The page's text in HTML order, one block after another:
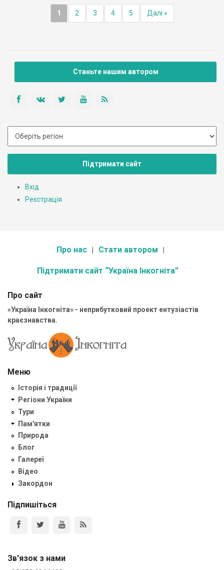
1 2 3 4 5 Далі »
Станьте нашим автором
Підтримати сайт
Вхід
Реєстрація
Про нас Стати автором
Підтримати сайт “Україна Інкогніта”
Про сайт
«Україна Інкогніта» - неприбутковий проект ентузіастів
краєзнавства.
Меню
Історія і традиції
Регіони України
Тури
Пам'ятки
Природа
Блог
Галереї
Відео
Закордон
Підпишіться
Зв'язок з нами